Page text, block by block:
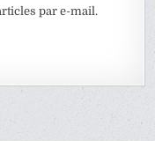
par e-mail.